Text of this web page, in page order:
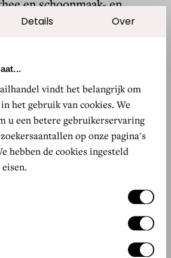
Details Over
vindt het belangrijk om
het gebruik van cookies. We
u een betere gebruikerservaring
op onze pagina's
hebben de cookies ingesteld
en schoonmaak- en
Kijk, hier hebben we jam
kazen. Die komen
Hart, hier uit de buurt dus.
steeds belangrijker: wat is de
die ze kopen. We
speciaal voor dat ene stukje
Ik zeg altijd: ben je de